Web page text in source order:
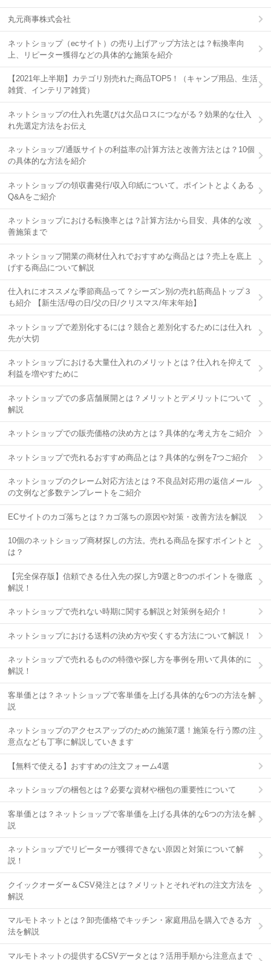
丸元商事株式会社
ネットショップ（ecサイト）の売り上げアップ方法とは？転換率向
上、リピーター獲得などの具体的な施策を紹介
【2021年上半期】カテゴリ別売れた商品TOP5！（キャンプ用品、生活
雑貨、インテリア雑貨）
ネットショップの仕入れ先選びは欠品ロスにつながる？効果的な仕入
れ先選定方法をお伝え
ネットショップ/通販サイトの利益率の計算方法と改善方法とは？10個
の具体的な方法を紹介
ネットショップの領収書発行/収入印紙について。ポイントとよくある
Q&Aをご紹介
ネットショップにおける転換率とは？計算方法から目安、具体的な改
善施策まで
ネットショップ開業の商材仕入れでおすすめな商品とは？売上を底上
げする商品について解説
仕入れにオススメな季節商品って？シーズン別の売れ筋商品トップ３
も紹介 【新生活/母の日/父の日/クリスマス/年末年始】
ネットショップで差別化するには？競合と差別化するためには仕入れ
先が大切
ネットショップにおける大量仕入れのメリットとは？仕入れを抑えて
利益を増やすために
ネットショップでの多店舗展開とは？メリットとデメリットについて
解説
ネットショップでの販売価格の決め方とは？具体的な考え方をご紹介
ネットショップで売れるおすすめ商品とは？具体的な例を7つご紹介
ネットショップのクレーム対応方法とは？不良品対応用の返信メール
の文例など多数テンプレートをご紹介
ECサイトのカゴ落ちとは？カゴ落ちの原因や対策・改善方法を解説
10個のネットショップ商材探しの方法。売れる商品を探すポイントと
は？
【完全保存版】信頼できる仕入先の探し方9選と8つのポイントを徹底
解説！
ネットショップで売れない時期に関する解説と対策例を紹介！
ネットショップにおける送料の決め方や安くする方法について解説！
ネットショップで売れるものの特徴や探し方を事例を用いて具体的に
解説！
客単価とは？ネットショップで客単価を上げる具体的な6つの方法を解
説
ネットショップのアクセスアップのための施策7選！施策を行う際の注
意点なども丁寧に解説していきます
【無料で使える】おすすめの注文フォーム4選
ネットショップの梱包とは？必要な資材や梱包の重要性について
客単価とは？ネットショップで客単価を上げる具体的な6つの方法を解
説
ネットショップでリピーターが獲得できない原因と対策について解
説！
クイックオーダー＆CSV発注とは？メリットとそれぞれの注文方法を
解説
マルモトネットとは？卸売価格でキッチン・家庭用品を購入できる方
法を解説
マルモトネットの提供するCSVデータとは？活用手順から注意点まで